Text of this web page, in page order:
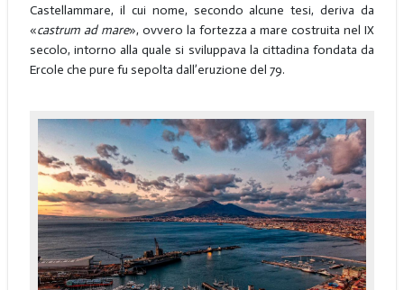
Castellammare, il cui nome, secondo alcune tesi, deriva da
«castrum ad mare», ovvero la fortezza a mare costruita nel IX
secolo, intorno alla quale si sviluppava la cittadina fondata da
Ercole che pure fu sepolta dall’eruzione del 79.